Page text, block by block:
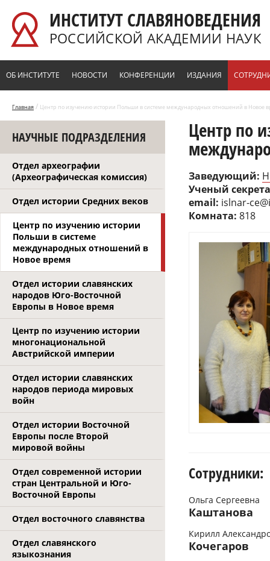
ИНСТИТУТ СЛАВЯНОВЕДЕНИЯ
РОССИЙСКОЙ АКАДЕМИИ НАУК
ОБ ИНСТИТУТЕ НОВОСТИ КОНФЕРЕНЦИИ ИЗДАНИЯ
Главная / Центр по изучению истории Польши в системе международных отношений в Новое
НАУЧНЫЕ ПОДРАЗДЕЛЕНИЯ
Отдел археографии
(Археографическая комиссия)
Отдел истории Средних веков
Центр по изучению истории
Польши в системе
международных отношений в
Новое время
Отдел истории славянских
народов Юго-Восточной
Европы в Новое время
Центр по изучению истории
многонациональной
Австрийской империи
Отдел истории славянских
народов периода мировых
войн
Отдел истории Восточной
Европы после Второй
мировой войны
Отдел современной истории
стран Центральной и Юго-
Восточной Европы
Отдел восточного славянства
Отдел славянского
языкознания
Центр по
Заведующий:
Ученый
email: islnar-
Комната:818
Сотрудники:
Ольга Сергеевна
Каштанова
Кирилл
Кочегаров